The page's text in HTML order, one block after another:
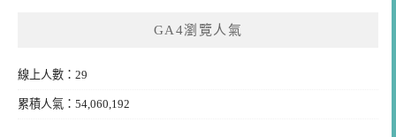
GA4瀏覽人氣
線上人數：29
累積人氣：54,060,192